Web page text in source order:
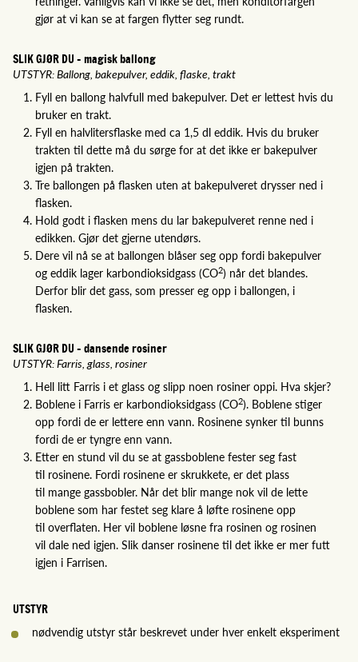
gjør at vi kan se at fargen flytter seg rundt.
SLIK GJØR DU - magisk ballong
UTSTYR: Ballong, bakepulver, eddik, flaske, trakt
Fyll en ballong halvfull med bakepulver. Det er lettest hvis du
bruker en trakt.
Fyll en halvlitersflaske med ca 1,5 dl eddik. Hvis du bruker
trakten til dette må du sørge for at det ikke er bakepulver
igjen på trakten.
Tre ballongen på flasken uten at bakepulveret drysser ned i
flasken.
Hold godt i flasken mens du lar bakepulveret renne ned i
edikken. Gjør det gjerne utendørs.
Dere vil nå se at ballongen blåser seg opp fordi bakepulver
og eddik lager karbondioksidgass (CO2) når det blandes.
Derfor blir det gass, som presser eg opp i ballongen, i
flasken.
SLIK GJØR DU - dansende rosiner
UTSTYR: Farris, glass, rosiner
Hell litt Farris i et glass og slipp noen rosiner oppi. Hva skjer?
Boblene i Farris er karbondioksidgass (CO2). Boblene stiger
opp fordi de er lettere enn vann. Rosinene synker til bunns
fordi de er tyngre enn vann.
Etter en stund vil du se at gassboblene fester seg fast
til rosinene. Fordi rosinene er skrukkete, er det plass
til mange gassbobler. Når det blir mange nok vil de lette
boblene som har festet seg klare å løfte rosinene opp
til overflaten. Her vil boblene løsne fra rosinen og rosinen
vil dale ned igjen. Slik danser rosinene til det ikke er mer futt
igjen i Farrisen.
UTSTYR
nødvendig utstyr står beskrevet under hver enkelt eksperiment